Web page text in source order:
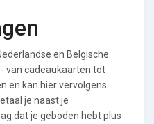
en Belgische
van cadeaukaarten tot
en kan hier vervolgens
je naast je
dat je geboden hebt plus